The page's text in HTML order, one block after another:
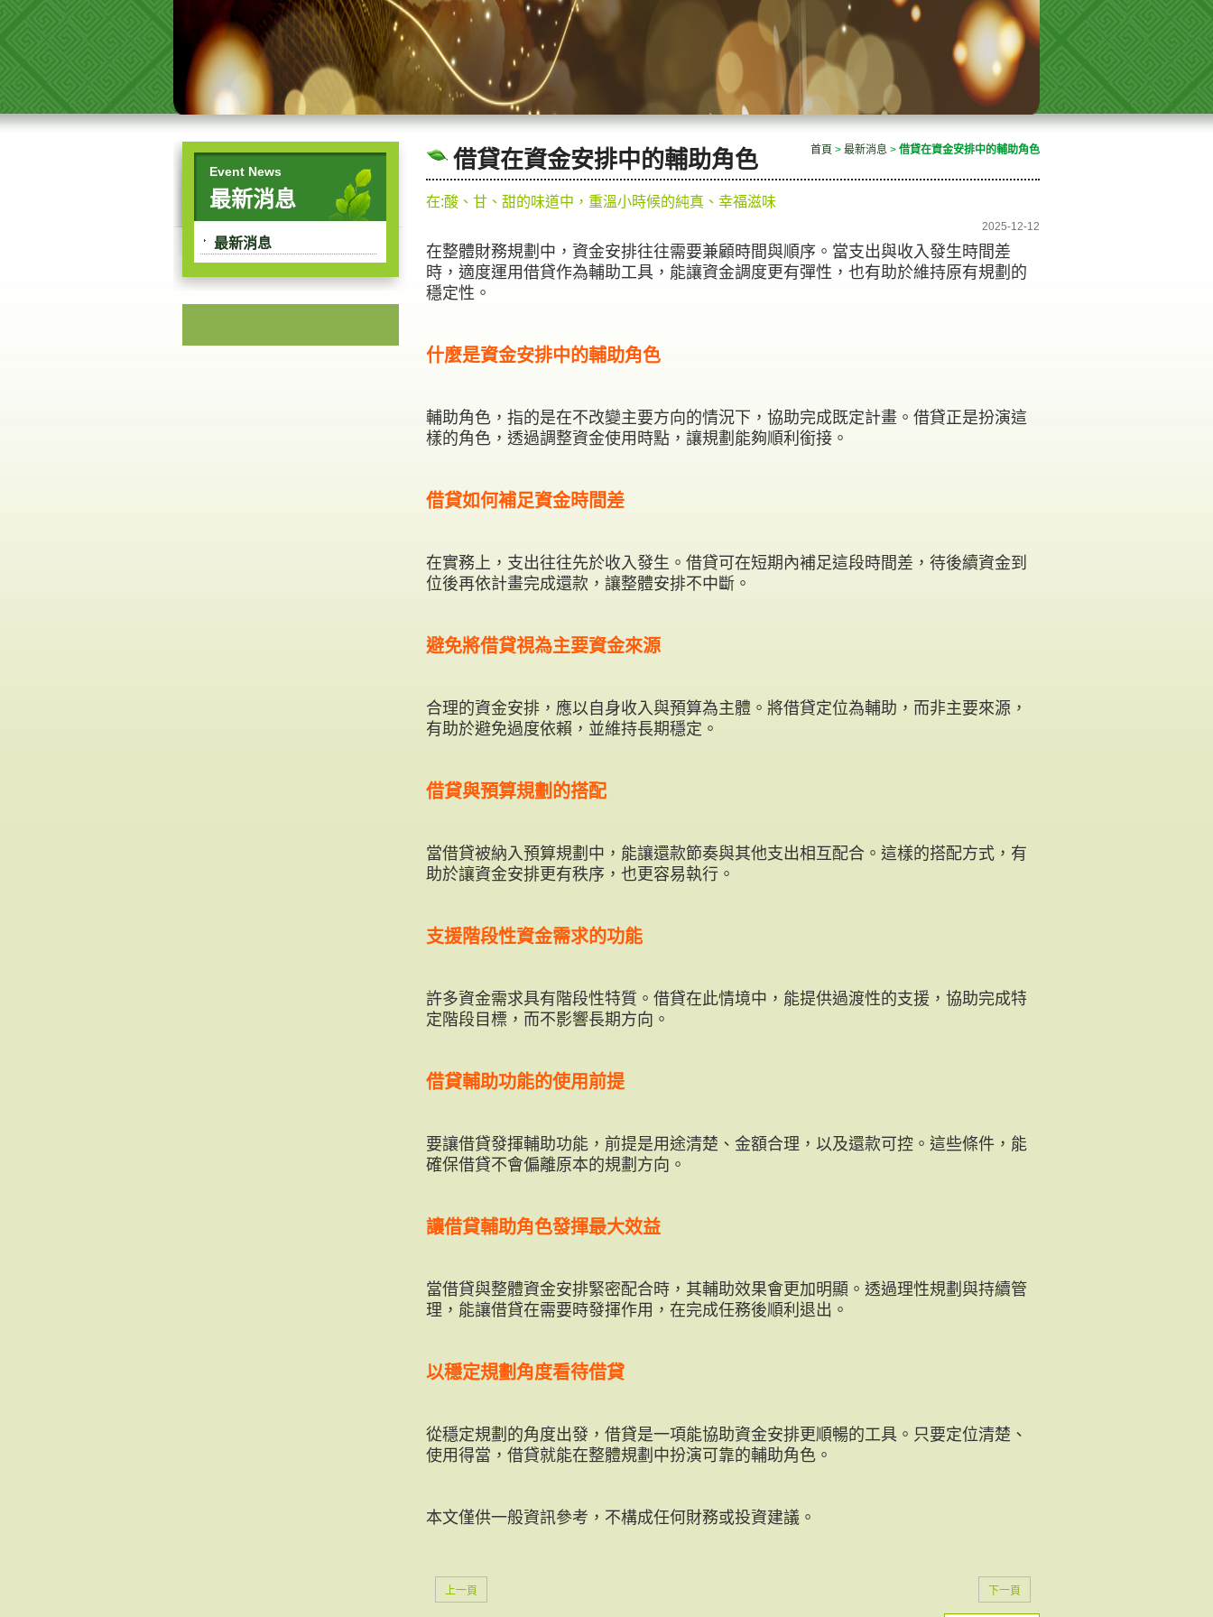
Event News
最新消息
最新消息
首頁 > 最新消息 > 借貸在資金安排中的輔助角色
借貸在資金安排中的輔助角色
在:酸、甘、甜的味道中，重溫小時候的純真、幸福滋味
2025-12-12
在整體財務規劃中，資金安排往往需要兼顧時間與順序。當支出與收入發生時間差
時，適度運用借貸作為輔助工具，能讓資金調度更有彈性，也有助於維持原有規劃的
穩定性。
什麼是資金安排中的輔助角色
輔助角色，指的是在不改變主要方向的情況下，協助完成既定計畫。借貸正是扮演這
樣的角色，透過調整資金使用時點，讓規劃能夠順利銜接。
借貸如何補足資金時間差
在實務上，支出往往先於收入發生。借貸可在短期內補足這段時間差，待後續資金到
位後再依計畫完成還款，讓整體安排不中斷。
避免將借貸視為主要資金來源
合理的資金安排，應以自身收入與預算為主體。將借貸定位為輔助，而非主要來源，
有助於避免過度依賴，並維持長期穩定。
借貸與預算規劃的搭配
當借貸被納入預算規劃中，能讓還款節奏與其他支出相互配合。這樣的搭配方式，有
助於讓資金安排更有秩序，也更容易執行。
支援階段性資金需求的功能
許多資金需求具有階段性特質。借貸在此情境中，能提供過渡性的支援，協助完成特
定階段目標，而不影響長期方向。
借貸輔助功能的使用前提
要讓借貸發揮輔助功能，前提是用途清楚、金額合理，以及還款可控。這些條件，能
確保借貸不會偏離原本的規劃方向。
讓借貸輔助角色發揮最大效益
當借貸與整體資金安排緊密配合時，其輔助效果會更加明顯。透過理性規劃與持續管
理，能讓借貸在需要時發揮作用，在完成任務後順利退出。
以穩定規劃角度看待借貸
從穩定規劃的角度出發，借貸是一項能協助資金安排更順暢的工具。只要定位清楚、
使用得當，借貸就能在整體規劃中扮演可靠的輔助角色。
本文僅供一般資訊參考，不構成任何財務或投資建議。
上一頁 下一頁